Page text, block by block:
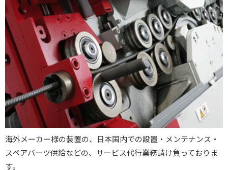
海外メーカー様の装置の、日本国内での設置・メンテナンス・
スペアパーツ供給などの、サービス代行業務請け負っておりま
す。